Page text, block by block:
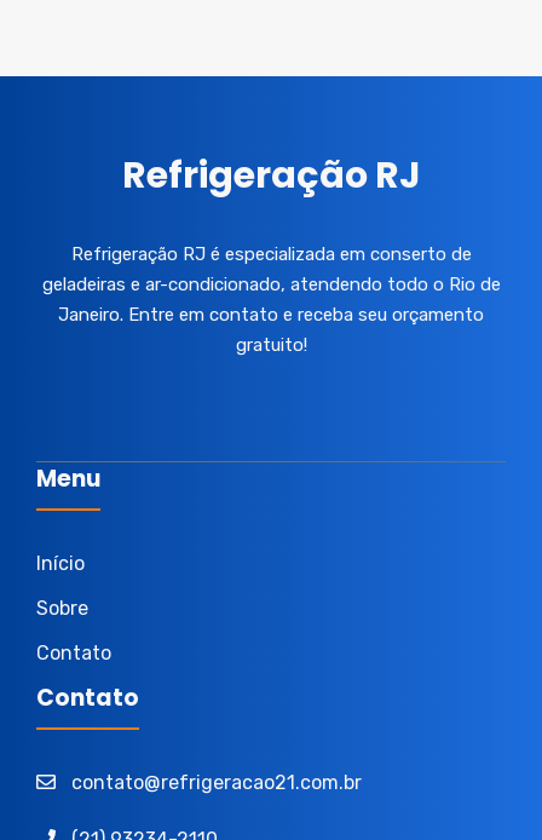
Refrigeração RJ
Refrigeração RJ é especializada em conserto de
geladeiras e ar-condicionado, atendendo todo o Rio de
Janeiro. Entre em contato e receba seu orçamento
gratuito!
Menu
Início
Sobre
Contato
Contato
contato@refrigeracao21.com.br